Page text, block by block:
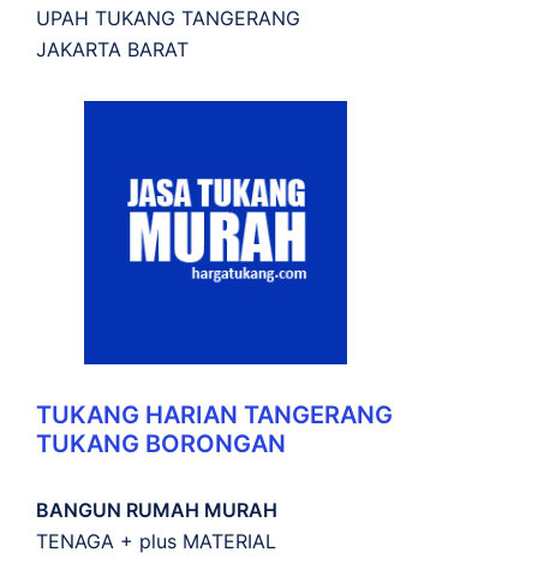
UPAH TUKANG TANGERANG
JAKARTA BARAT
TUKANG HARIAN TANGERANG
TUKANG BORONGAN
BANGUN RUMAH MURAH
TENAGA + plus MATERIAL